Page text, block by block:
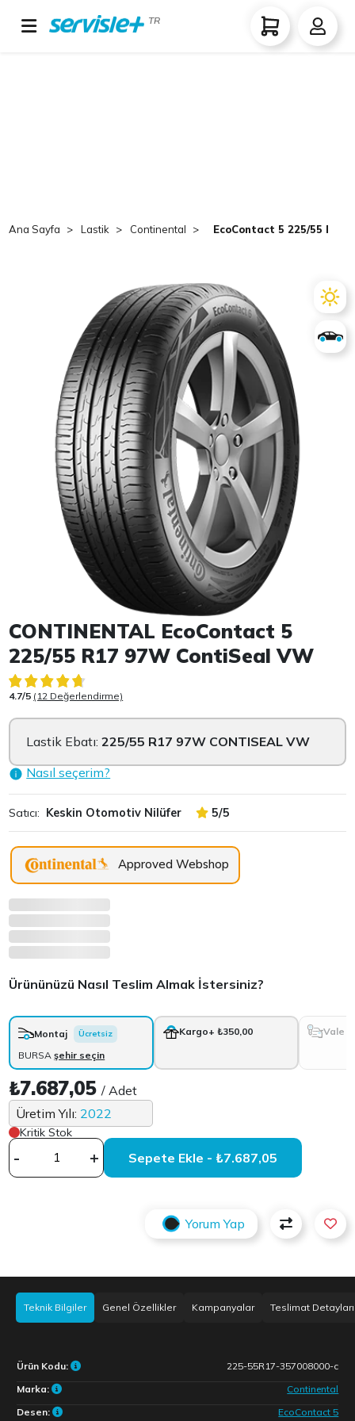
TR
Ana Sayfa Lastik Continental EcoContact 5 225/55 R17
Item 1 of 1
CONTINENTAL EcoContact 5
225/55 R17 97W ContiSeal VW
4.7/5 (12 Değerlendirme)
Lastik Ebatı:225/55 R17 97W CONTISEAL VW
Nasıl seçerim?
Satıcı: Keskin Otomotiv Nilüfer 5/5
Approved Webshop
Ürününüzü Nasıl Teslim Almak İstersiniz?
Montaj Ücretsiz
BURSAşehir seçin
Kargo+ ₺350,00 Vale
₺7.687,05/ Adet
Üretim Yılı: 2022
Kritik Stok
- + Sepete Ekle - ₺7.687,05
Yorum Yap
Teknik Bilgiler Genel Özellikler Kampanyalar Teslimat Detayları
Ürün Kodu:
225-55R17-357008000-c
Marka:
Continental
Desen:
EcoContact 5